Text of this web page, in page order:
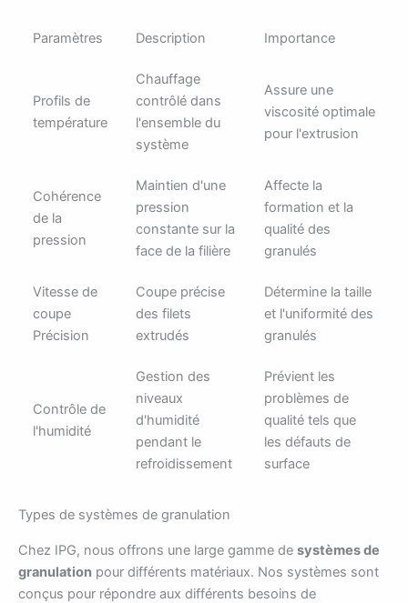
Paramètres Description Importance
Profils de
température
Chauffage
contrôlé dans
l'ensemble du
système
Assure une
viscosité optimale
pour l'extrusion
Cohérence
de la
pression
Maintien d'une
pression
constante sur la
face de la filière
Affecte la
formation et la
qualité des
granulés
Vitesse de
coupe
Précision
Coupe précise
des filets
extrudés
Détermine la taille
et l'uniformité des
granulés
Contrôle de
l'humidité
Gestion des
niveaux
d'humidité
pendant le
refroidissement
Prévient les
problèmes de
qualité tels que
les défauts de
surface
Types de systèmes de granulation
Chez IPG, nous offrons une large gamme de systèmes de
granulation pour différents matériaux. Nos systèmes sont
conçus pour répondre aux différents besoins de